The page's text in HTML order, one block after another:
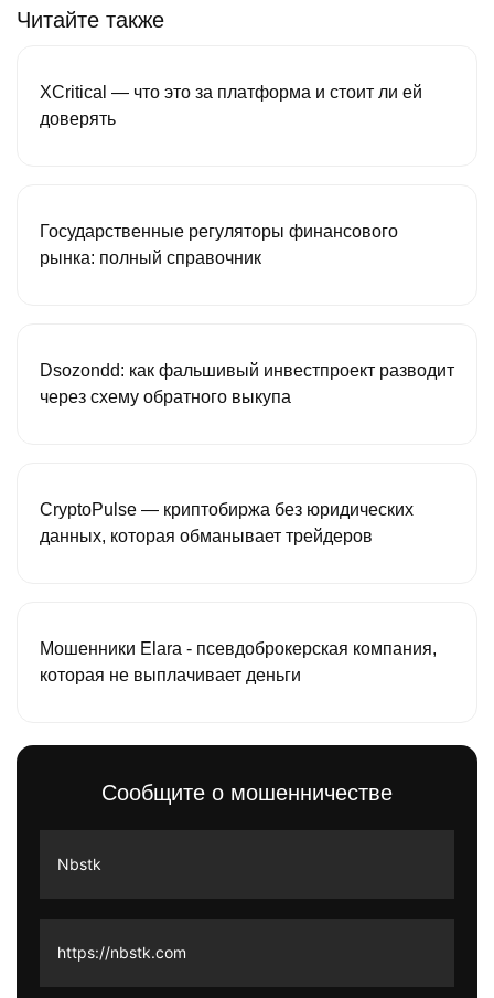
Читайте также
XCritical — что это за платформа и стоит ли ей
доверять
Государственные регуляторы финансового
рынка: полный справочник
Dsozondd: как фальшивый инвестпроект разводит
через схему обратного выкупа
CryptoPulse — криптобиржа без юридических
данных, которая обманывает трейдеров
Мошенники Elara - псевдоброкерская компания,
которая не выплачивает деньги
Сообщите о мошенничестве